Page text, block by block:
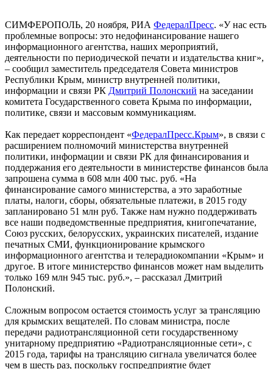
СИМФЕРОПОЛЬ, 20 ноября, РИА ФедералПресс. «У нас есть
проблемные вопросы: это недофинансирование нашего
информационного агентства, наших мероприятий,
деятельности по периодической печати и издательства книг»,
– сообщил заместитель председателя Совета министров
Республики Крым, министр внутренней политики,
информации и связи РК Дмитрий Полонский на заседании
комитета Государственного совета Крыма по информации,
политике, связи и массовым коммуникациям.
Как передает корреспондент «ФедералПресс.Крым», в связи с
расширением полномочий министерства внутренней
политики, информации и связи РК для финансирования и
поддержания его деятельности в министерстве финансов была
запрошена сумма в 608 млн 400 тыс. руб. «На
финансирование самого министерства, а это заработные
платы, налоги, сборы, обязательные платежи, в 2015 году
запланировано 51 млн руб. Также нам нужно поддерживать
все наши подведомственные предприятия, книгопечатание,
Союз русских, белорусских, украинских писателей, издание
печатных СМИ, функционирование крымского
информационного агентства и телерадиокомпании «Крым» и
другое. В итоге министерство финансов может нам выделить
только 169 млн 945 тыс. руб.», – рассказал Дмитрий
Полонский.
Сложным вопросом остается стоимость услуг за трансляцию
для крымских вещателей. По словам министра, после
передачи радиотрансляционной сети государственному
унитарному предприятию «Радиотрансляционные сети», с
2015 года, тарифы на трансляцию сигнала увеличатся более
чем в шесть раз, поскольку госпредприятие будет